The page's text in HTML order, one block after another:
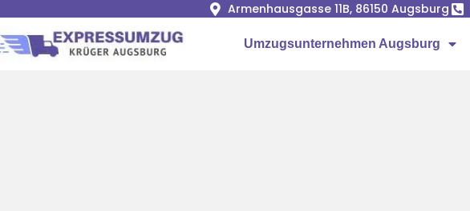
Armenhausgasse 11B, 86150 Augsburg
Umzugsunternehmen Augsburg